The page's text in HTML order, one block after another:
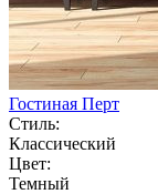
Гостиная Перт
Стиль:
Классический
Цвет:
Темный